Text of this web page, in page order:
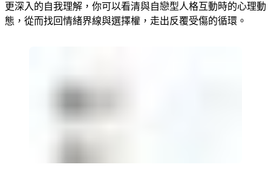
更深入的自我理解，你可以看清與自戀型人格互動時的心理動
態，從而找回情緒界線與選擇權，走出反覆受傷的循環。